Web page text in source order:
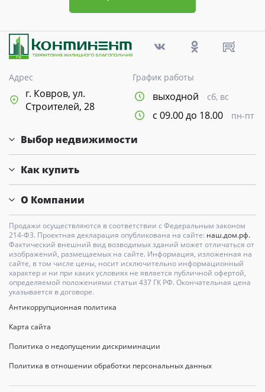
Адрес
г. Ковров, ул.
Строителей, 28
График работы
выходной сб, вс
с 09.00 до 18.00 пн-пт
Выбор недвижимости
Как купить
О Компании
Продажи осуществляются в соответствии с Федеральным законом
214-Ф3. Проектная декларация опубликована на сайте: наш.дом.рф.
Фактический внешний вид возводимых зданий может отличаться от
изображений, размещаемых на сайте. Информация, изложенная на
сайте, в том числе цены, носит исключительно информационный
характер и ни при каких условиях не является публичной офертой,
определяемой положениями статьи 437 ГК РФ. Окончательная цена
указывается в договоре.
Антикоррупционная политика
Карта сайта
Политика о недопущении дискриминации
Политика в отношении обработки персональных данных